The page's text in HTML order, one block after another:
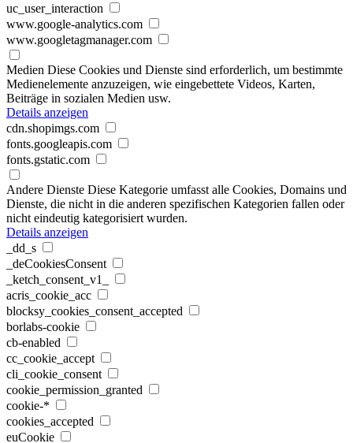
uc_user_interaction
www.google-analytics.com
www.googletagmanager.com
Medien Diese Cookies und Dienste sind erforderlich, um bestimmte
Medienelemente anzuzeigen, wie eingebettete Videos, Karten,
Beiträge in sozialen Medien usw.
Details anzeigen
cdn.shopimgs.com
fonts.googleapis.com
fonts.gstatic.com
Andere Dienste Diese Kategorie umfasst alle Cookies, Domains und
Dienste, die nicht in die anderen spezifischen Kategorien fallen oder
nicht eindeutig kategorisiert wurden.
Details anzeigen
_dd_s
_deCookiesConsent
_ketch_consent_v1_
acris_cookie_acc
blocksy_cookies_consent_accepted
borlabs-cookie
cb-enabled
cc_cookie_accept
cli_cookie_consent
cookie_permission_granted
cookie-*
cookies_accepted
euCookie